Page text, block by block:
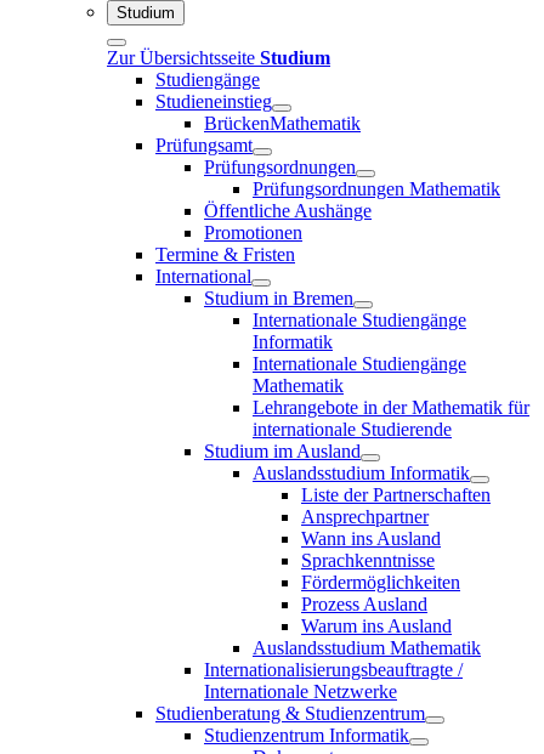
Studium
Zur Übersichtsseite Studium
Studiengänge
Studieneinstieg
BrückenMathematik
Prüfungsamt
Prüfungsordnungen
Prüfungsordnungen Mathematik
Öffentliche Aushänge
Promotionen
Termine & Fristen
International
Studium in Bremen
Internationale Studiengänge
Informatik
Internationale Studiengänge
Mathematik
Lehrangebote in der Mathematik für
internationale Studierende
Studium im Ausland
Auslandsstudium Informatik
Liste der Partnerschaften
Ansprechpartner
Wann ins Ausland
Sprachkenntnisse
Fördermöglichkeiten
Prozess Ausland
Warum ins Ausland
Auslandsstudium Mathematik
Internationalisierungsbeauftragte /
Internationale Netzwerke
Studienberatung & Studienzentrum
Studienzentrum Informatik